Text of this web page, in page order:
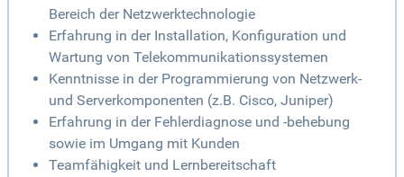
Bereich der Netzwerktechnologie
Erfahrung in der Installation, Konfiguration und
Wartung von Telekommunikationssystemen
Kenntnisse in der Programmierung von Netzwerk-
und Serverkomponenten (z.B. Cisco, Juniper)
Erfahrung in der Fehlerdiagnose und -behebung
sowie im Umgang mit Kunden
Teamfähigkeit und Lernbereitschaft